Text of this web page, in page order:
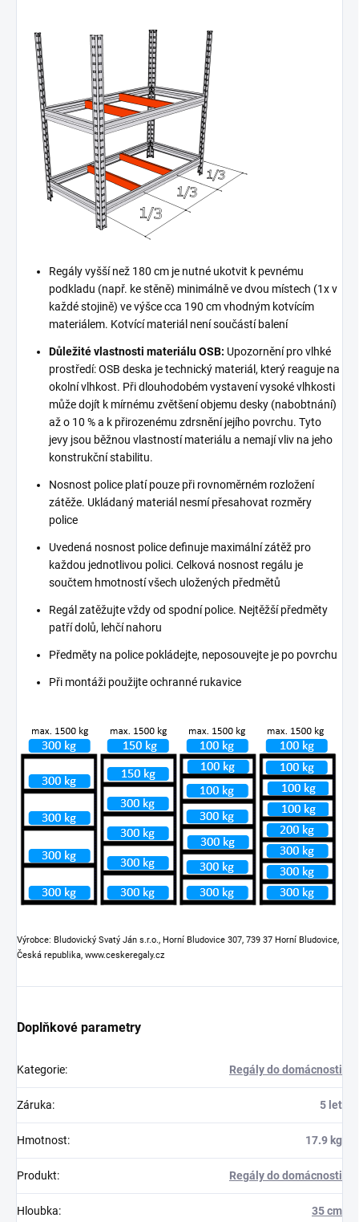
Regály vyšší než 180 cm je nutné ukotvit k pevnému
podkladu (např. ke stěně) minimálně ve dvou místech (1x v
každé stojině) ve výšce cca 190 cm vhodným kotvícím
materiálem. Kotvící materiál není součástí balení
Důležité vlastnosti materiálu OSB: Upozornění pro vlhké
prostředí: OSB deska je technický materiál, který reaguje na
okolní vlhkost. Při dlouhodobém vystavení vysoké vlhkosti
může dojít k mírnému zvětšení objemu desky (nabobtnání)
až o 10 % a k přirozenému zdrsnění jejího povrchu. Tyto
jevy jsou běžnou vlastností materiálu a nemají vliv na jeho
konstrukční stabilitu.
Nosnost police platí pouze při rovnoměrném rozložení
zátěže. Ukládaný materiál nesmí přesahovat rozměry
police
Uvedená nosnost police definuje maximální zátěž pro
každou jednotlivou polici. Celková nosnost regálu je
součtem hmotností všech uložených předmětů
Regál zatěžujte vždy od spodní police. Nejtěžší předměty
patří dolů, lehčí nahoru
Předměty na police pokládejte, neposouvejte je po povrchu
Při montáži použijte ochranné rukavice
Výrobce: Bludovický Svatý Ján s.r.o., Horní Bludovice 307, 739 37 Horní Bludovice,
Česká republika, www.ceskeregaly.cz
Doplňkové parametry
Kategorie: Regály do domácnosti
Záruka: 5 let
Hmotnost: 17.9 kg
Produkt: Regály do domácnosti
Hloubka: 35 cm